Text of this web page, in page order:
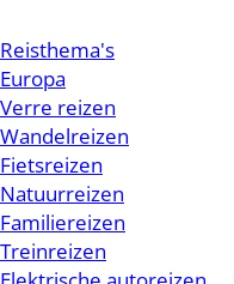
Reisthema's
Europa
Verre reizen
Wandelreizen
Fietsreizen
Natuurreizen
Familiereizen
Treinreizen